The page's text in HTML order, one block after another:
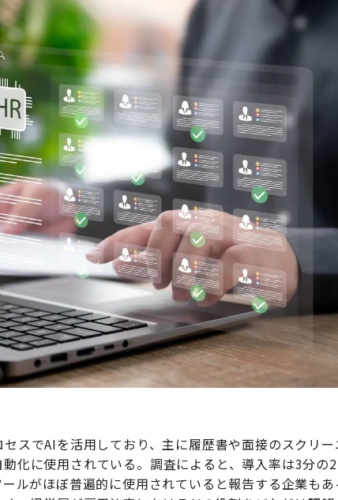
スでAIを活用しており、主に履歴書や面接のスクリ
化に使用されている。調査によると、導入率は3分の
ルがほぼ普遍的に使用されていると報告する企業も